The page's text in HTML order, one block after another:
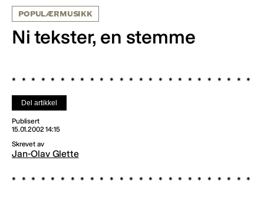
POPULÆRMUSIKK
Ni tekster, en stemme
Del artikkel
Publisert
15.01.2002 14:15
Skrevet av
Jan-Olav Glette